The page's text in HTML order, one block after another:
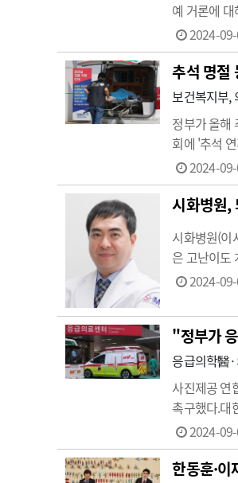
예 거론에
급실 상황
진료다. 해
2024-
추석 명절
보건복지부,
정부가 올해
회에 '추석
영한다.그런
체와 협의
2024-
시화병원,
시화병원(이
은 고난이도
술, 스텐트
2024-
"정부가
응급의학醫
사진제공 연
촉구했다.대
악화할 뿐"
정상…
2024-
한동훈·